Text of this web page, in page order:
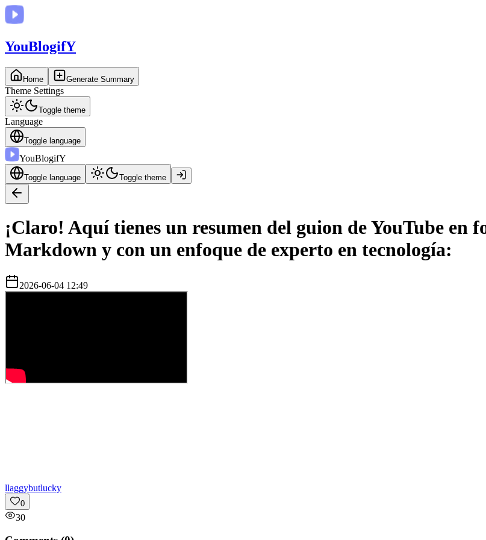
YouBlogifY
Home Generate Summary
Theme Settings
Toggle theme
Language
Toggle language
YouBlogifY
Toggle language Toggle theme
¡Claro! Aquí tienes un resumen del guion de YouTube en
Markdown y con un enfoque de experto en tecnología:
2026-06-04 12:49
llaggybutlucky
0
30